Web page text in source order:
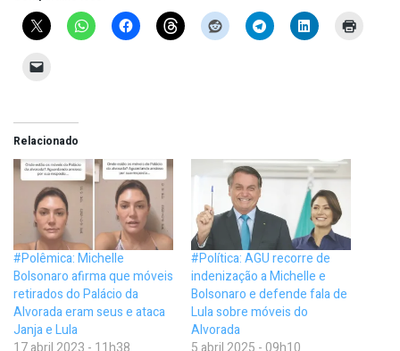
Relacionado
#Polêmica: Michelle
Bolsonaro afirma que móveis
retirados do Palácio da
Alvorada eram seus e ataca
Janja e Lula
#Política: AGU recorre de
indenização a Michelle e
Bolsonaro e defende fala de
Lula sobre móveis do
Alvorada